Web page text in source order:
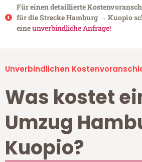
Für einen detaillierte
für die Strecke Hamburg → Kuopio
eineunverbindliche Anfrage!
Unverbindlichen
Was kostet
Umzug
Kuopio?